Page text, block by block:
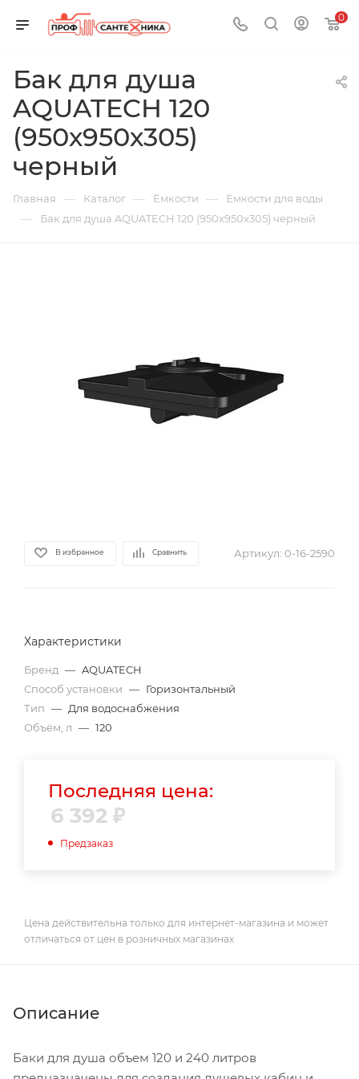
0
Бак для душа
AQUATECH 120
(950х950х305)
черный
Главная — Каталог — Ёмкости — Ёмкости для воды
— Бак для душа AQUATECH 120 (950х950х305) черный
В избранное Сравнить Артикул: 0-16-2590
Характеристики
Бренд — AQUATECH
Способ установки — Горизонтальный
Тип — Для водоснабжения
Объём, л — 120
Последняя цена:
6 392 ₽
Предзаказ
Цена действительна только для интернет-магазина и может
отличаться от цен в розничных магазинах
Описание
Баки для душа объем 120 и 240 литров